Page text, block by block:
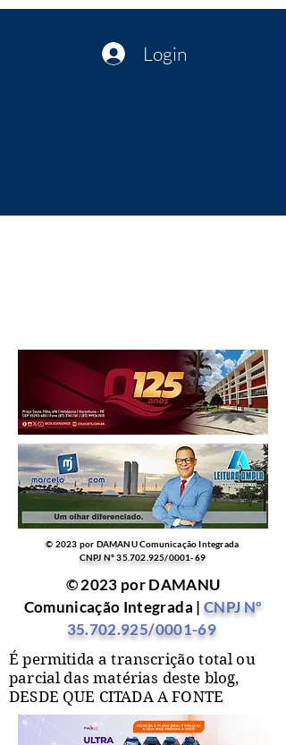
Login
© 2023 por DAMANU Comunicação Integrada
CNPJ Nº35.702.925/0001-69
© 2023 por DAMANU
Comunicação Integrada | CNPJ Nº
35.702.925/0001-69
É permitida a transcrição total ou
parcial das matérias deste blog,
DESDE QUE CITADA A FONTE